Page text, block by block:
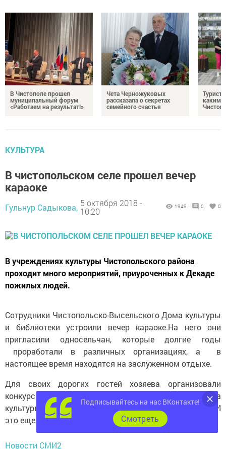
В Чистополе прошел
муниципальный форум
«Работаем на результат!»
Чета Черножуковых
рассказала о секретах
семейного счастья
каким
КУЛЬТУРА
В чистопольском селе прошел вечер
караоке
Гульнур Садыкова, 5 октября 2018 -
10:20
1949 0 0
В учреждениях культуры Чистопольского района
проходит много мероприятий, приуроченных к Декаде
пожилых людей.
Сотрудники Чистопольско-Высельского Дома культуры
и библиотеки устроили вечер караоке.На него они
пригласили односельчан, которые долгие годы
проработали в различных организациях, а в
настоящее время находятся на заслуженном отдыхе.
Для своих дорогих гостей хозяева организовали
конкурс караоке, фотосессию, а режиссер Дома
культуры Наталья Мельникова провела мастер-класс. И
это еще не все!
Новости СМИ2
Подписывайтесь на нас ВКонтакте!
Cмотреть